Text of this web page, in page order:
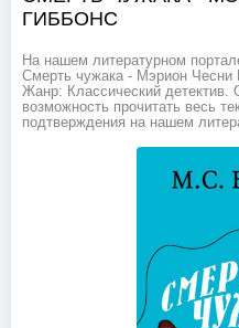
ГИББОНС
На нашем литературном
Смерть чужака - Мэрион Чесни
Жанр: Классический детектив.
возможность прочитать весь
подтверждения на нашем